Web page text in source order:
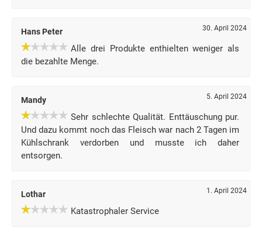
Hans Peter 30. April 2024
Alle drei Produkte enthielten weniger als
die bezahlte Menge.
Mandy 5. April 2024
Sehr schlechte Qualität. Enttäuschung pur.
Und dazu kommt noch das Fleisch war nach 2 Tagen im
Kühlschrank verdorben und musste ich daher
entsorgen.
Lothar 1. April 2024
Katastrophaler Service